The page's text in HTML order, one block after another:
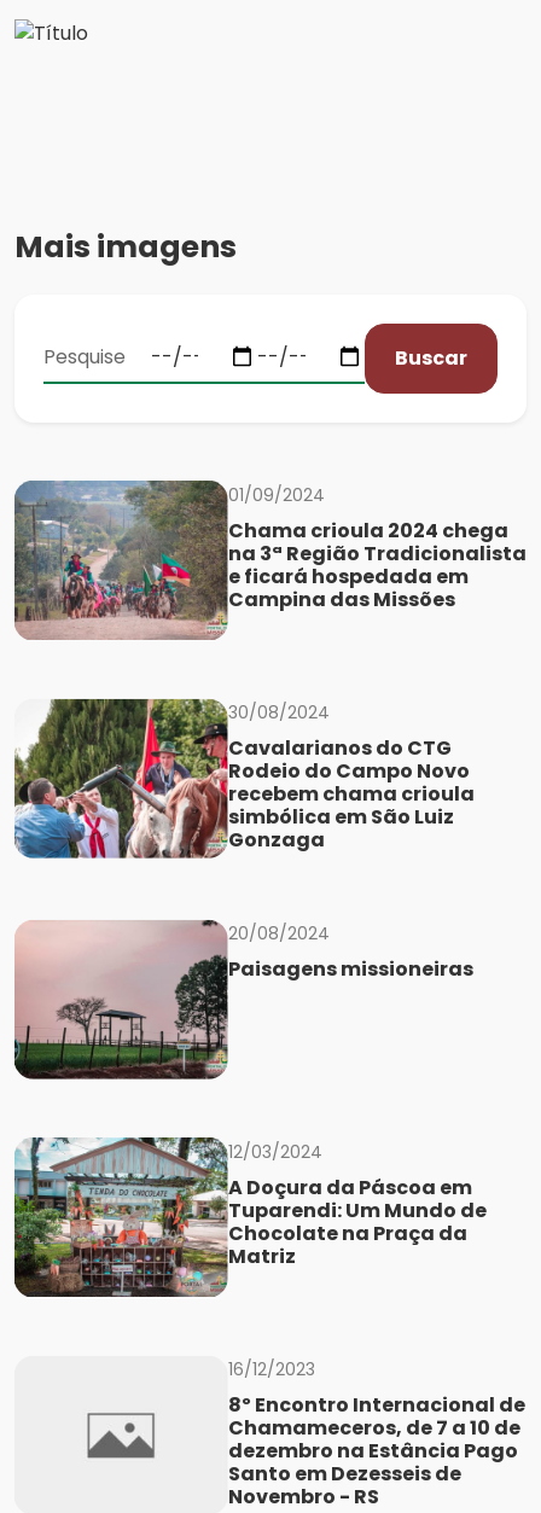
Mais imagens
Buscar
01/09/2024
Chama crioula 2024 chega
na 3ª Região Tradicionalista
e ficará hospedada em
Campina das Missões
30/08/2024
Cavalarianos do CTG
Rodeio do Campo Novo
recebem chama crioula
simbólica em São Luiz
Gonzaga
20/08/2024
Paisagens missioneiras
12/03/2024
A Doçura da Páscoa em
Tuparendi: Um Mundo de
Chocolate na Praça da
Matriz
16/12/2023
8º Encontro Internacional de
Chamameceros, de 7 a 10 de
dezembro na Estância Pago
Santo em Dezesseis de
Novembro - RS